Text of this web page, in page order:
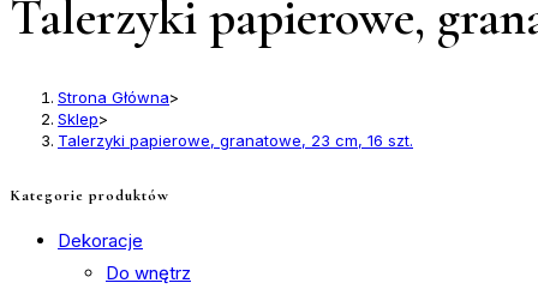
Talerzyki papierowe,
Strona Główna>
Sklep>
Talerzyki papierowe, granatowe, 23 cm, 16 szt.
Kategorie produktów
Dekoracje
Do wnętrz